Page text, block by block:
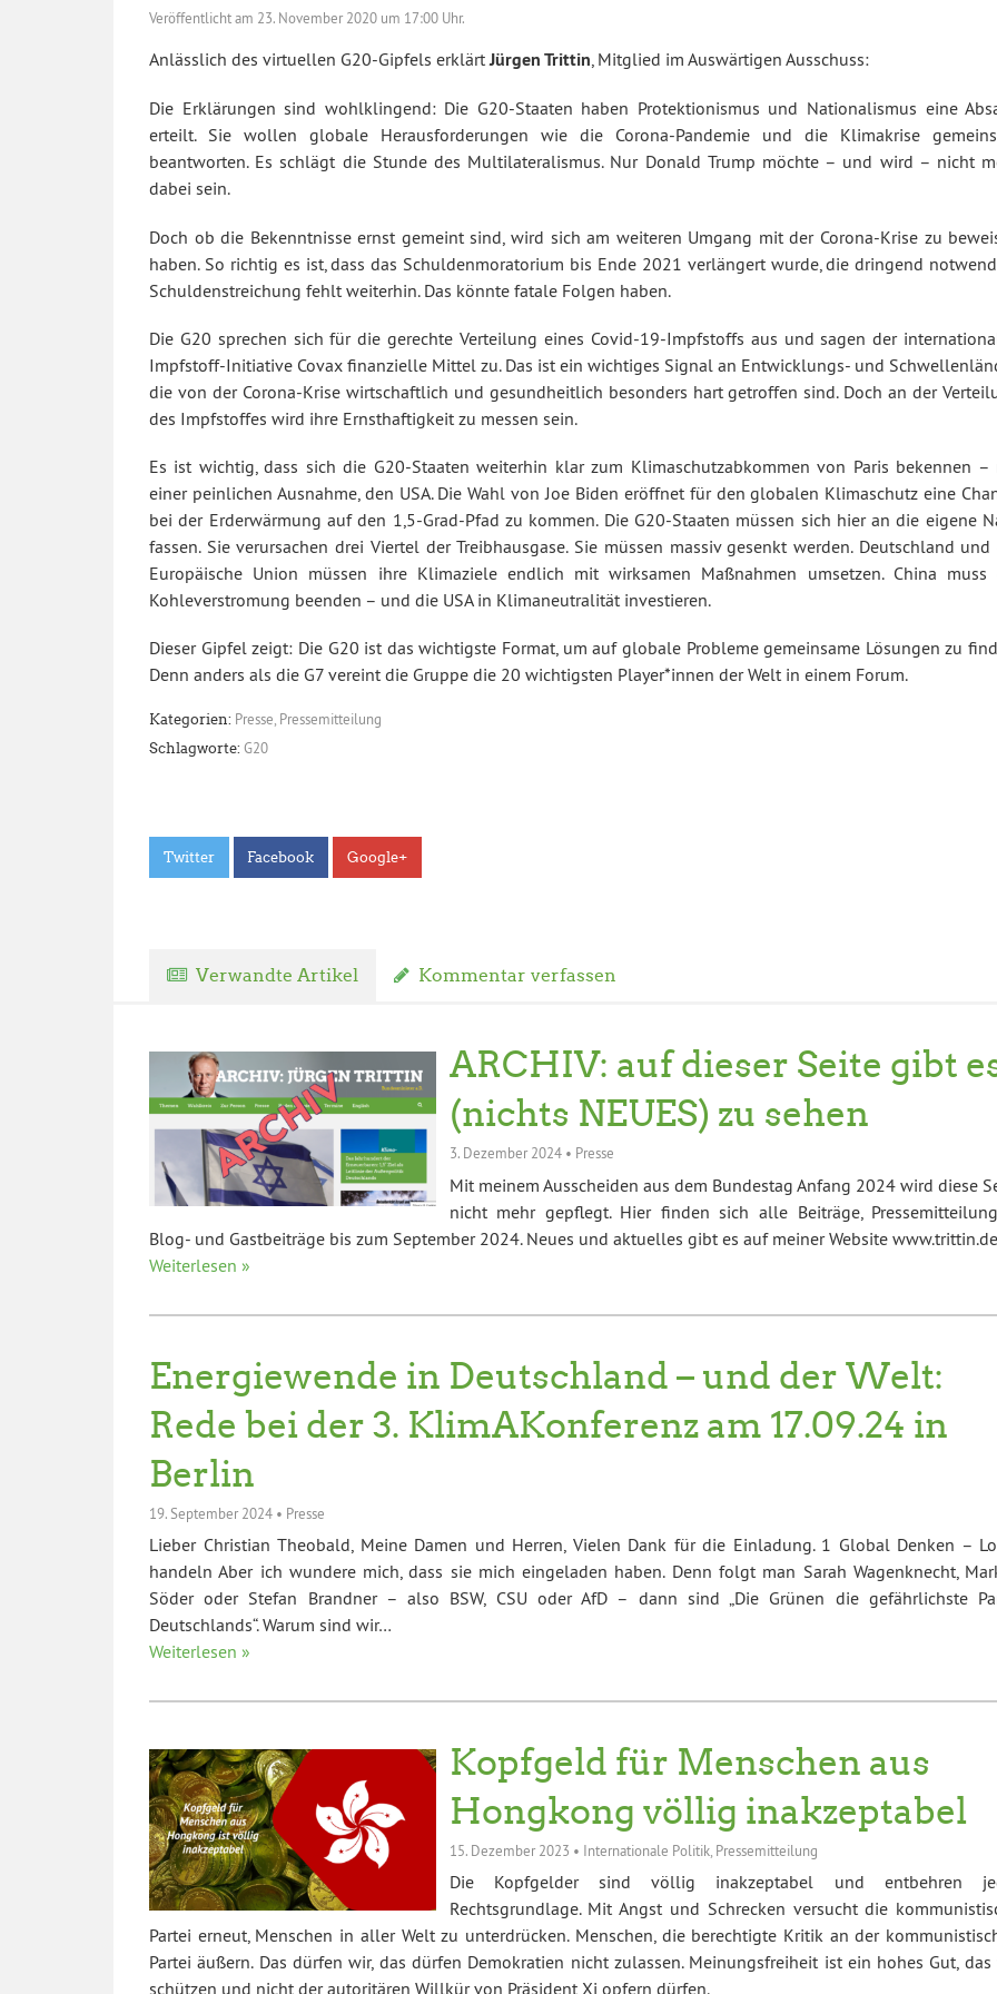
Veröffentlicht am 23. November 2020 um 17:00 Uhr.
Anlässlich des virtuellen G20-Gipfels erklärtJürgen Trittin, Mitglied im Auswärtigen Ausschuss:
Die Erklärungen sind wohlklingend: Die G20-Staaten haben Protektionismus und Nationalismus eine
erteilt. Sie wollen globale Herausforderungen wie die Corona-Pandemie und die Klimakrise
beantworten. Es schlägt die Stunde des Multilateralismus. Nur Donald Trump möchte – und wird – nicht
dabei sein.
Doch ob die Bekenntnisse ernst gemeint sind, wird sich am weiteren Umgang mit der Corona-Krise zu
haben. So richtig es ist, dass das Schuldenmoratorium bis Ende 2021 verlängert wurde, die dringend
Schuldenstreichung fehlt weiterhin. Das könnte fatale Folgen haben.
Die G20 sprechen sich für die gerechte Verteilung eines Covid-19-Impfstoffs aus und sagen der
Impfstoff-Initiative Covax finanzielle Mittel zu. Das ist ein wichtiges Signal an Entwicklungs- und
die von der Corona-Krise wirtschaftlich und gesundheitlich besonders hart getroffen sind. Doch an der
des Impfstoffes wird ihre Ernsthaftigkeit zu messen sein.
Es ist wichtig, dass sich die G20-Staaten weiterhin klar zum Klimaschutzabkommen von Paris bekennen –
einer peinlichen Ausnahme, den USA. Die Wahl von Joe Biden eröffnet für den globalen Klimaschutz eine
bei der Erderwärmung auf den 1,5-Grad-Pfad zu kommen. Die G20-Staaten müssen sich hier an die eigene
fassen. Sie verursachen drei Viertel der Treibhausgase. Sie müssen massiv gesenkt werden. Deutschland und
Europäische Union müssen ihre Klimaziele endlich mit wirksamen Maßnahmen umsetzen. China muss
Kohleverstromung beenden – und die USA in Klimaneutralität investieren.
Dieser Gipfel zeigt: Die G20 ist das wichtigste Format, um auf globale Probleme gemeinsame Lösungen zu
Denn anders als die G7 vereint die Gruppe die 20 wichtigsten Player*innen der Welt in einem Forum.
Kategorien: Presse, Pressemitteilung
Schlagworte: G20
Twitter Facebook Google+
Verwandte Artikel Kommentar verfassen
ARCHIV: auf dieser Seite gibt
(nichts NEUES) zu sehen
3. Dezember 2024• Presse
Mit meinem Ausscheiden aus dem Bundestag Anfang 2024 wird diese
nicht mehr gepflegt. Hier finden sich alle Beiträge,
Blog- und Gastbeiträge bis zum September 2024. Neues und aktuelles gibt es auf meiner Website www.trittin.de
Weiterlesen »
Energiewende in Deutschland – und der Welt:
Rede bei der 3. KlimAKonferenz am 17.09.24 in
Berlin
19. September 2024 • Presse
Lieber Christian Theobald, Meine Damen und Herren, Vielen Dank für die Einladung. 1 Global Denken –
handeln Aber ich wundere mich, dass sie mich eingeladen haben. Denn folgt man Sarah Wagenknecht,
Söder oder Stefan Brandner – also BSW, CSU oder AfD – dann sind „Die Grünen die gefährlichste
Deutschlands“. Warum sind wir…
Weiterlesen »
Kopfgeld für Menschen aus
Hongkong völlig inakzeptabel
15. Dezember 2023 • Internationale Politik, Pressemitteilung
Die Kopfgelder sind völlig inakzeptabel und entbehren
Rechtsgrundlage. Mit Angst und Schrecken versucht die
Partei erneut, Menschen in aller Welt zu unterdrücken. Menschen, die berechtigte Kritik an der
Partei äußern. Das dürfen wir, das dürfen Demokratien nicht zulassen. Meinungsfreiheit ist ein hohes Gut,
schützen und nicht der autoritären Willkür von Präsident Xi opfern dürfen.